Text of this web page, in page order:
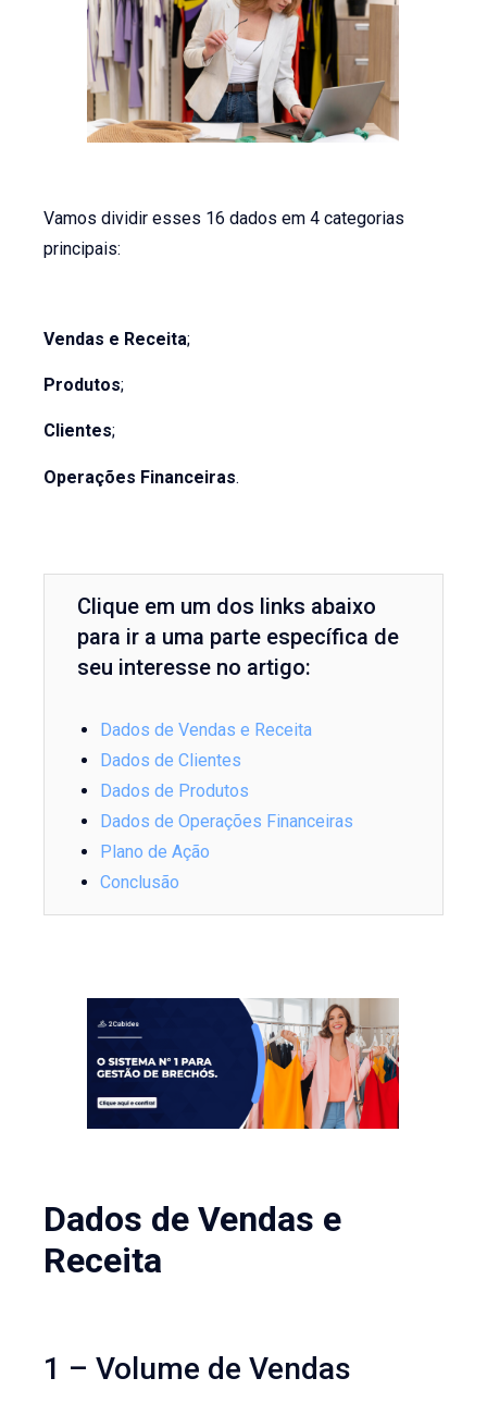
Vamos dividir esses 16 dados em 4 categorias
principais:
Vendas e Receita;
Produtos;
Clientes;
Operações Financeiras.
Clique em um dos links abaixo
para ir a uma parte específica de
seu interesse no artigo:
Dados de Vendas e Receita
Dados de Clientes
Dados de Produtos
Dados de Operações Financeiras
Plano de Ação
Conclusão
Dados de Vendas e
Receita
1 – Volume de Vendas